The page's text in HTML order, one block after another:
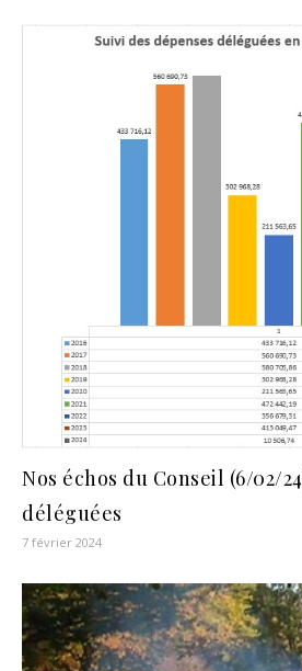
Nos échos du Conseil (6/02/
déléguées
7 février 2024